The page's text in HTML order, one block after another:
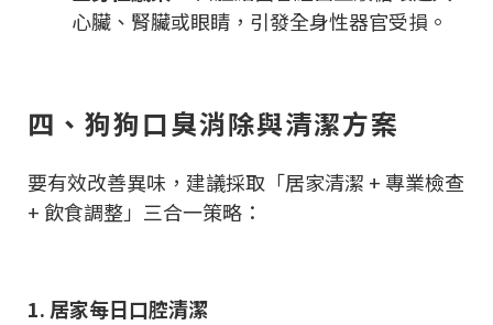
心臟、腎臟或眼睛，引發全身性器官受損。
四、狗狗口臭消除與清潔方案
要有效改善異味，建議採取「居家清潔 + 專業檢查
+ 飲食調整」三合一策略：
1. 居家每日口腔清潔